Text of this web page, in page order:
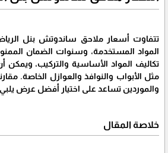
تتفاوت أسعار ملاحق ساندوتش بنل
المواد المستخدمة، وسنوات الضمان
تكاليف المواد الأساسية والتركيب،
مثل الأبواب والنوافذ والعوازل الخاصة.
والموردين تساعد على اختيار أفضل عرض
خلاصة المقال